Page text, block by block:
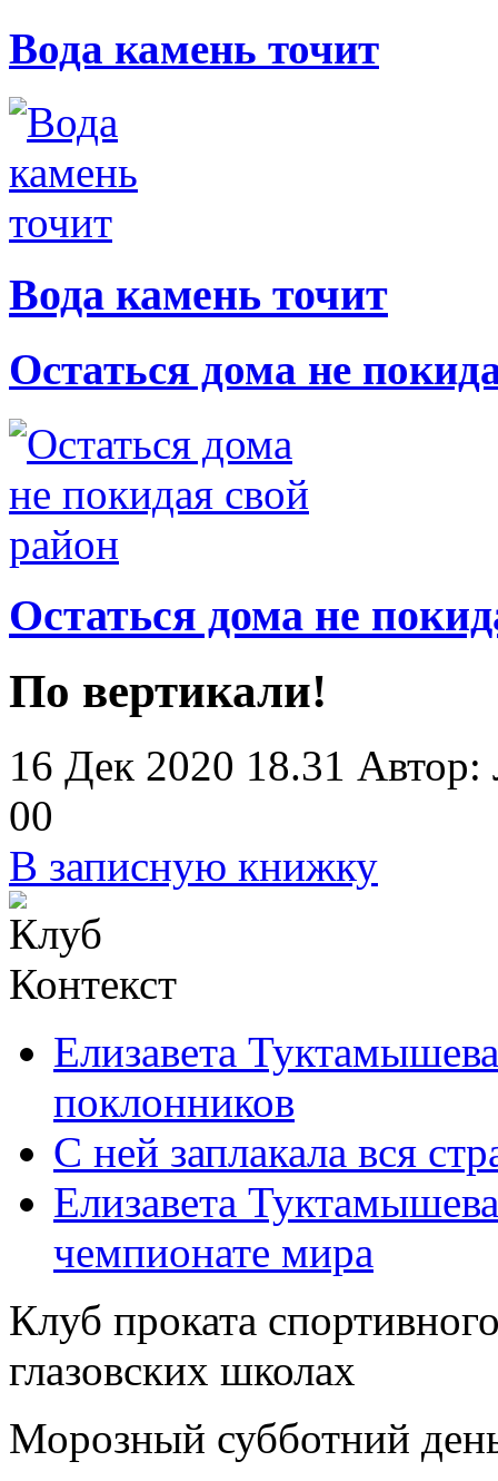
Вода камень точит
Вода камень точит
Остаться дома не
Остаться дома не
По вертикали!
16 Дек 2020 18.31
00
В записную книжку
Контекст
Елизавета
поклонников
С ней заплакала вся
Елизавета
чемпионате мира
Клуб проката
глазовских школах
Морозный субботний